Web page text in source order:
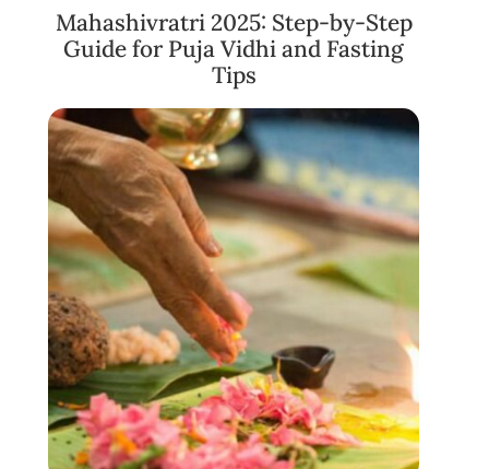
Mahashivratri 2025: Step-by-Step
Guide for Puja Vidhi and Fasting
Tips